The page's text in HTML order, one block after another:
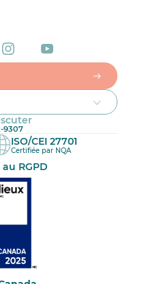
9307
ISO/CEI 27701
Certifiée par NQA
RGPD